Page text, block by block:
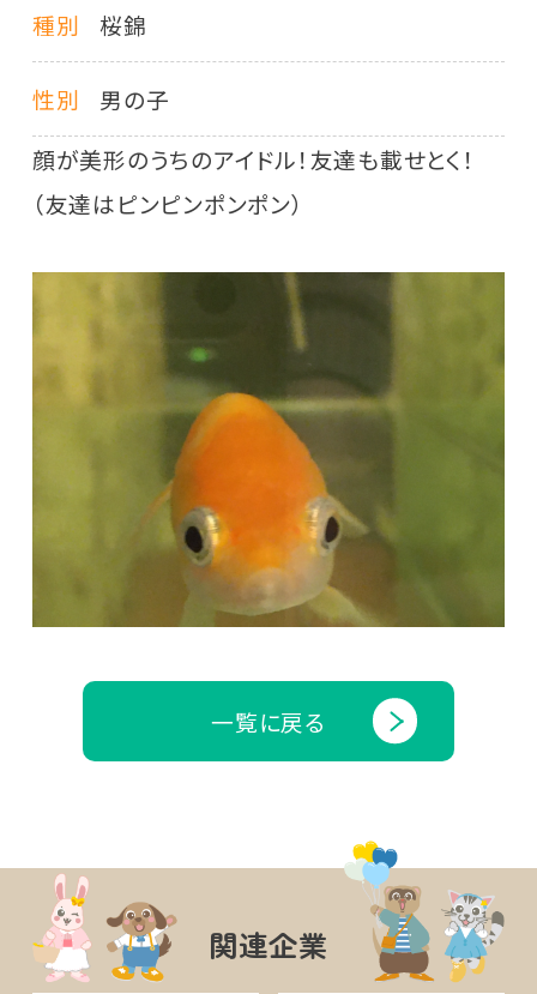
種別 桜錦
性別
男の子
顔が美形のうちのアイドル！友達も載せとく！
（友達はピンピンポンポン）
一覧に戻る
関連企業